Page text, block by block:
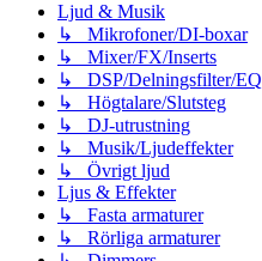
Ljud & Musik
↳ Mikrofoner/DI-boxar
↳ Mixer/FX/Inserts
↳ DSP/Delningsfilter/EQ
↳ Högtalare/Slutsteg
↳ DJ-utrustning
↳ Musik/Ljudeffekter
↳ Övrigt ljud
Ljus & Effekter
↳ Fasta armaturer
↳ Rörliga armaturer